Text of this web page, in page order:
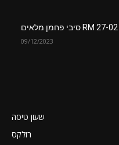
09/12/2023
שעון טיסה
רולקס